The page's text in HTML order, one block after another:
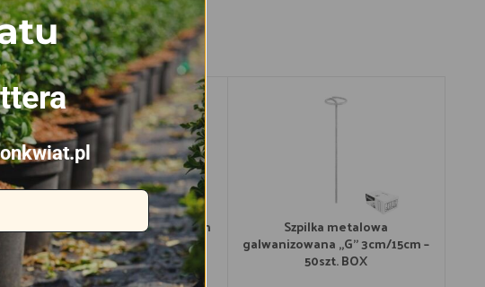
Szpilka do agrotkanin i włóknin
17cm/10cm TRÓJZĄB
0.38 zł
Szpilka metalowa
galwanizowana „G” 3cm/15cm –
50szt. BOX